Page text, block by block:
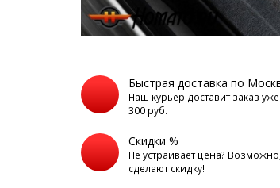
Быстрая доставка по
Наш курьер доставит заказ
300 руб.
Скидки %
Не устраивает цена?
сделают скидку!